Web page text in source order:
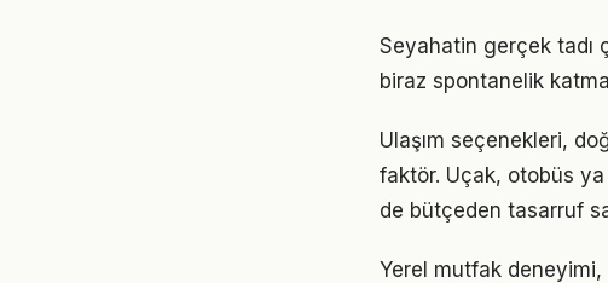
Seyahatin gerçek tadı
biraz spontanelik
Ulaşım seçenekleri,
faktör. Uçak, otobüs
de bütçeden tasarruf
Yerel mutfak deneyimi,